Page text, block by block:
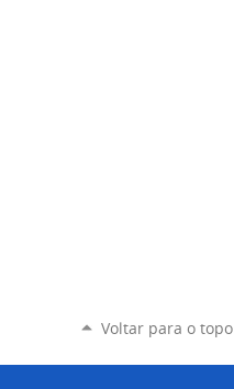
Voltar para o topo